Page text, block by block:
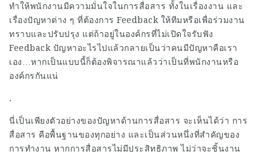
ทำให้พนักงานมีความมั่นใจในการสื่อสาร ทั้งในเรื่องงาน และ
เรื่องปัญหาต่าง ๆ ที่ต้องการ Feedback ให้ทีมหรือเพื่อร่วมงาน
ทราบและปรับปรุง แต่ถ้าอยู่ในองค์กรที่ไม่เปิดใจรับฟัง
Feedback ปัญหาอะไรไปแล้วกลายเป็นว่าคนมีปัญหาคือเรา
เอง…หากเป็นแบบนี้ก็ต้องพิจารณาแล้วว่าเป็นที่พนักงานหรือ
องค์กรกันแน่
.
นี่เป็นเพียงตัวอย่างของปัญหาด้านการสื่อสาร จะเห็นได้ว่า การ
สื่อสาร คือพื้นฐานของทุกอย่าง และเป็นส่วนหนึ่งที่สำคัญของ
การทำงาน หากการสื่อสารไม่มีประสิทธิภาพ ไม่ว่าจะชิ้นงาน